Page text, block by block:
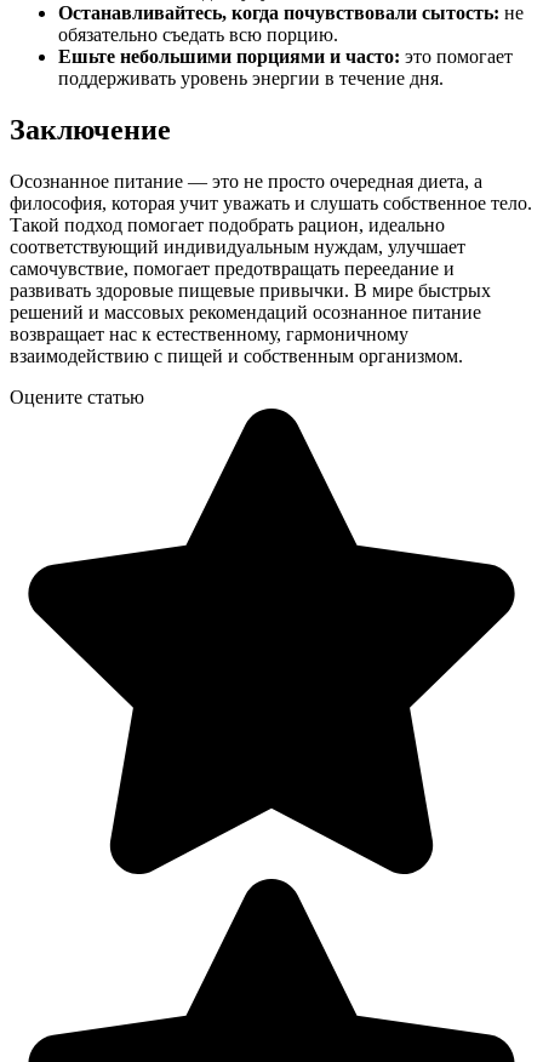
Останавливайтесь, когда почувствовали сытость: не
обязательно съедать всю порцию.
Ешьте небольшими порциями и часто: это помогает
поддерживать уровень энергии в течение дня.
Заключение
Осознанное питание — это не просто очередная диета, а
философия, которая учит уважать и слушать собственное тело.
Такой подход помогает подобрать рацион, идеально
соответствующий индивидуальным нуждам, улучшает
самочувствие, помогает предотвращать переедание и
развивать здоровые пищевые привычки. В мире быстрых
решений и массовых рекомендаций осознанное питание
возвращает нас к естественному, гармоничному
взаимодействию с пищей и собственным организмом.
Оцените статью